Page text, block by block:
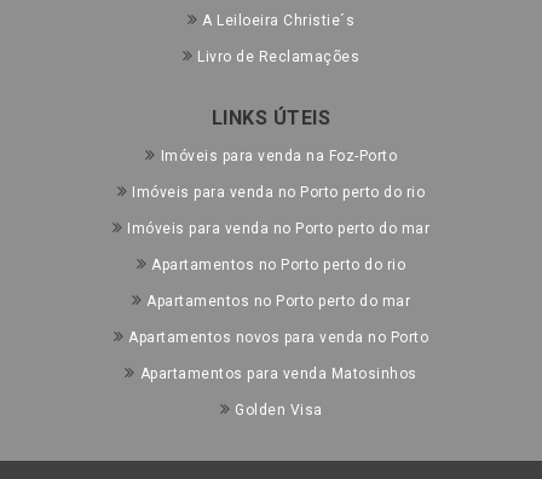
A Leiloeira Christie´s
Livro de Reclamações
LINKS ÚTEIS
Imóveis para venda na Foz-Porto
Imóveis para venda no Porto perto do rio
Imóveis para venda no Porto perto do mar
Apartamentos no Porto perto do rio
Apartamentos no Porto perto do mar
Apartamentos novos para venda no Porto
Apartamentos para venda Matosinhos
Golden Visa